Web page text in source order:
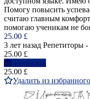
Помогу повысить
считаю главным
помогаю ученикам не
25.00 £
3 лет назад Репетиторы
25.00 £
Написать
25.00 £
Удалить из избранного